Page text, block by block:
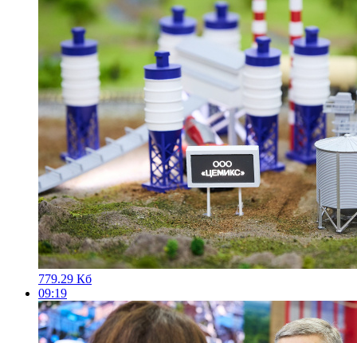
779.29 Кб
09:19